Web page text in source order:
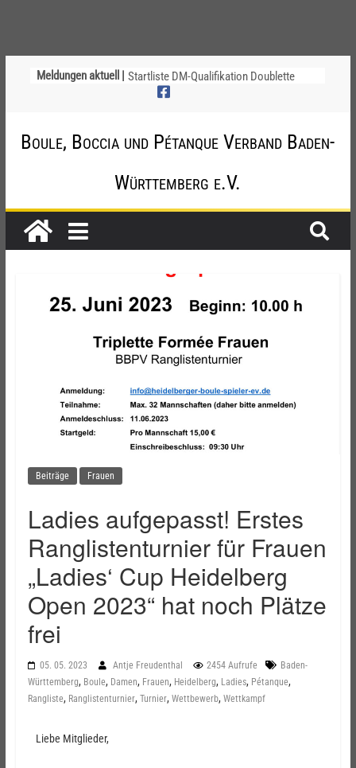
Meldungen aktuell | Ersatzspieltag
Startliste DM-Qualifikation Doublette
Jahr beim TSV Badenia Feudenheim
Einladung zum Schiri-Cup 2026 mit
Boule, Boccia und Pétanque Verband Baden-
Württemberg e.V.
Beiträge Frauen
Ladies aufgepasst! Erstes
Ranglistenturnier für Frauen
„Ladies‘ Cup Heidelberg
Open 2023“ hat noch Plätze
frei
05. 05. 2023 Antje Freudenthal 2454 Aufrufe
Baden-
Württemberg, Boule, Damen, Frauen, Heidelberg, Ladies, Pétanque,
Rangliste, Ranglistenturnier, Turnier, Wettbewerb, Wettkampf
Liebe Mitglieder,